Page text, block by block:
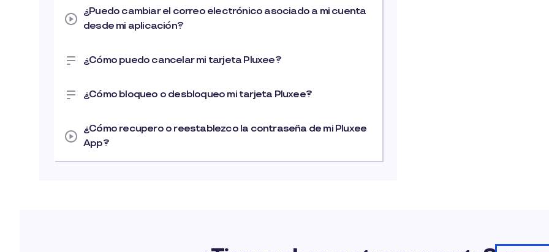
¿Puedo cambiar el correo electrónico asociado a mi cuenta
desde mi aplicación?
¿Cómo puedo cancelar mi tarjeta Pluxee?
¿Cómo bloqueo o desbloqueo mi tarjeta Pluxee?
¿Cómo recupero o reestablezco la contraseña de mi Pluxee
App?